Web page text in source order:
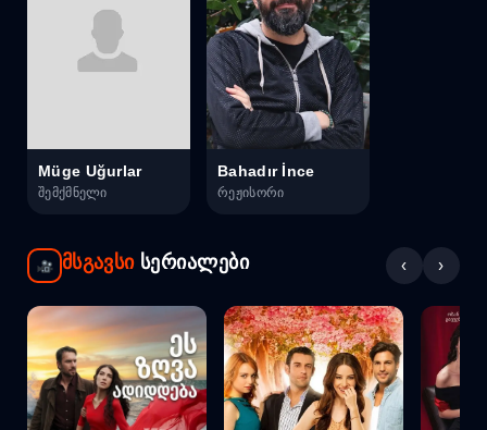
Müge Uğurlar
შემქმნელი
Bahadır İnce
რეჟისორი
მსგავსისერიალები ‹ ›